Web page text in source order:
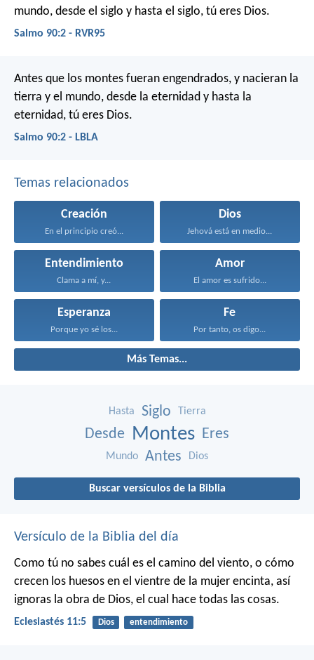
mundo, desde el siglo y hasta el siglo, tú eres Dios.
Salmo 90:2 - RVR95
Antes que los montes fueran engendrados, y nacieran la
tierra y el mundo, desde la eternidad y hasta la
eternidad, tú eres Dios.
Salmo 90:2 - LBLA
Temas relacionados
Creación
En el principio creó...
Dios
Jehová está en medio...
Entendimiento
Clama a mí, y...
Amor
El amor es sufrido...
Esperanza
Porque yo sé los...
Fe
Por tanto, os digo...
Más Temas...
Hasta Siglo Tierra
Desde Montes Eres
Mundo Antes Dios
Buscar versículos de la Biblia
Versículo de la Biblia del día
Como tú no sabes cuál es el camino del viento, o cómo
crecen los huesos en el vientre de la mujer encinta, así
ignoras la obra de Dios, el cual hace todas las cosas.
Eclesiastés 11:5 Dios entendimiento